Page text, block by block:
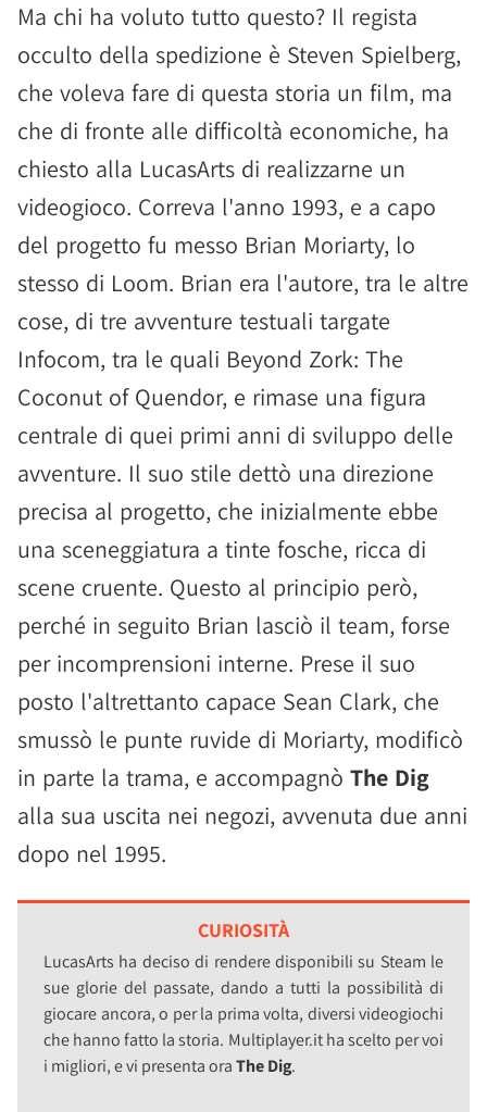
Ma chi ha voluto tutto questo? Il regista
occulto della spedizione è Steven Spielberg,
che voleva fare di questa storia un film, ma
che di fronte alle difficoltà economiche, ha
chiesto alla LucasArts di realizzarne un
videogioco. Correva l'anno 1993, e a capo
del progetto fu messo Brian Moriarty, lo
stesso di Loom. Brian era l'autore, tra le altre
cose, di tre avventure testuali targate
Infocom, tra le quali Beyond Zork: The
Coconut of Quendor, e rimase una figura
centrale di quei primi anni di sviluppo delle
avventure. Il suo stile dettò una direzione
precisa al progetto, che inizialmente ebbe
una sceneggiatura a tinte fosche, ricca di
scene cruente. Questo al principio però,
perché in seguito Brian lasciò il team, forse
per incomprensioni interne. Prese il suo
posto l'altrettanto capace Sean Clark, che
smussò le punte ruvide di Moriarty, modificò
in parte la trama, e accompagnò The Dig
alla sua uscita nei negozi, avvenuta due anni
dopo nel 1995.
CURIOSITÀ
LucasArts ha deciso di rendere disponibili su Steam le
sue glorie del passate, dando a tutti la possibilità di
giocare ancora, o per la prima volta, diversi videogiochi
che hanno fatto la storia. Multiplayer.it ha scelto per voi
i migliori, e vi presenta oraThe Dig.